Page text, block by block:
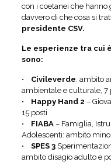
con i coetanei che hanno
davvero di che cosa si
presidente CSV.
Le esperienze tra cui
sono:
• Civileverde: ambito
ambientale e culturale, 7
• Happy Hand 2 –
15 posti
• FIABA– Famiglia,
Adolescenti: ambito
• SPES 3
ambito disagio adulto e